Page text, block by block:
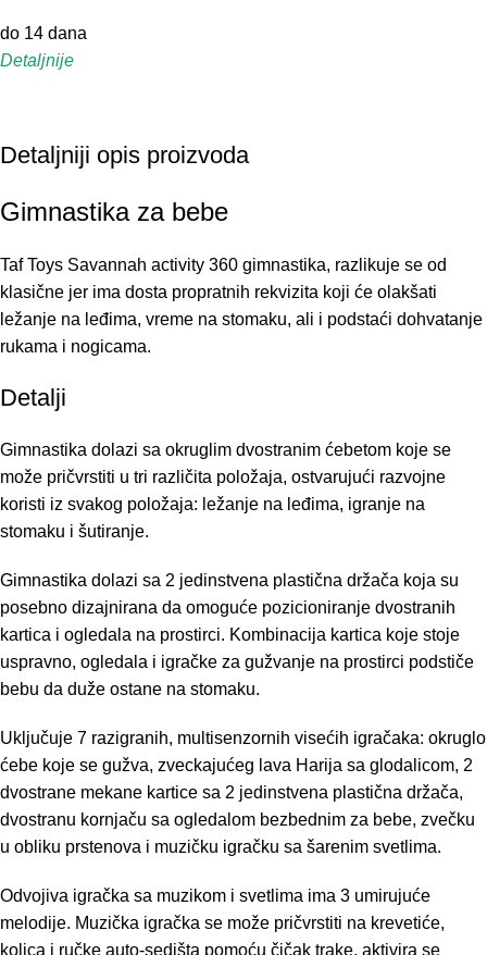
do 14 dana
Detaljnije
Detaljniji opis proizvoda
Gimnastika za bebe
Taf Toys Savannah activity 360 gimnastika, razlikuje se od
klasične jer ima dosta propratnih rekvizita koji će olakšati
ležanje na leđima, vreme na stomaku, ali i podstaći dohvatanje
rukama i nogicama.
Detalji
Gimnastika dolazi sa okruglim dvostranim ćebetom koje se
može pričvrstiti u tri različita položaja, ostvarujući razvojne
koristi iz svakog položaja: ležanje na leđima, igranje na
stomaku i šutiranje.
Gimnastika dolazi sa 2 jedinstvena plastična držača koja su
posebno dizajnirana da omoguće pozicioniranje dvostranih
kartica i ogledala na prostirci. Kombinacija kartica koje stoje
uspravno, ogledala i igračke za gužvanje na prostirci podstiče
bebu da duže ostane na stomaku.
Uključuje 7 razigranih, multisenzornih visećih igračaka: okruglo
ćebe koje se gužva, zveckajućeg lava Harija sa glodalicom, 2
dvostrane mekane kartice sa 2 jedinstvena plastična držača,
dvostranu kornjaču sa ogledalom bezbednim za bebe, zvečku
u obliku prstenova i muzičku igračku sa šarenim svetlima.
Odvojiva igračka sa muzikom i svetlima ima 3 umirujuće
melodije. Muzička igračka se može pričvrstiti na krevetiće,
kolica i ručke auto-sedišta pomoću čičak trake, aktivira se